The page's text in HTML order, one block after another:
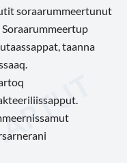
soraarummeertunut
taanna